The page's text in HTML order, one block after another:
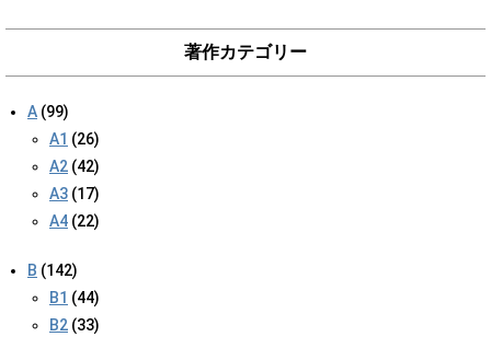
著作カテゴリー
A (99)
A1 (26)
A2 (42)
A3 (17)
A4 (22)
B (142)
B1 (44)
B2 (33)